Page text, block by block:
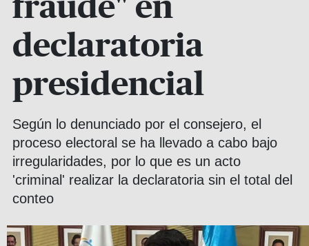
fraude" en
declaratoria
presidencial
Según lo denunciado por el consejero, el
proceso electoral se ha llevado a cabo bajo
irregularidades, por lo que es un acto
'criminal' realizar la declaratoria sin el total del
conteo